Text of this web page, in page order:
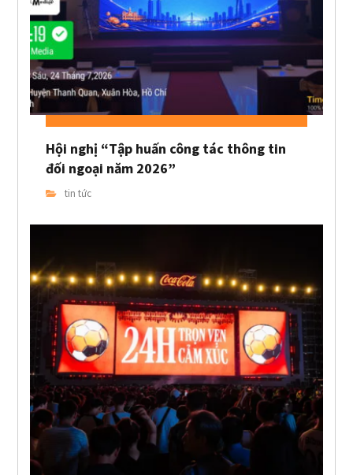
Hội nghị “Tập huấn công tác thông tin
đối ngoại năm 2026”
tin tức